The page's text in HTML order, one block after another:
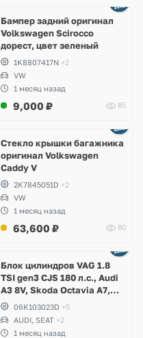
Бампер задний оригинал
Volkswagen Scirocco
дорест, цвет зеленый
1K8807417N +2
VW
1 месяц назад
9,000 ₽ 85
Стекло крышки багажника
оригинал Volkswagen
Caddy V
2K7845051D +2
VW
1 месяц назад
63,600 ₽ 80
Блок цилиндров VAG 1.8
TSI gen3 CJS 180 л.с., Audi
A3 8V, Skoda Octavia A7,
Superb, Volkswagen Passat
B8, Golf VII Alltrack, Seat
Leon
06K103023D +5
AUDI, SEAT +2
1 месяц назад